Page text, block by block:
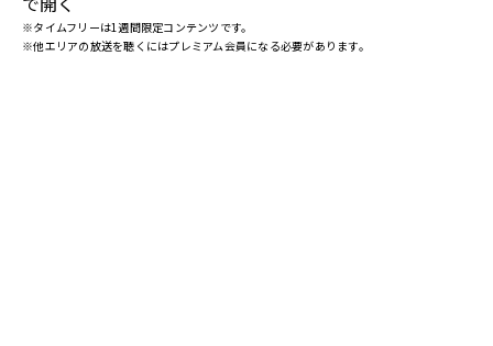
※タイムフリーは1週間限定コンテンツです。
※他エリアの放送を聴くにはプレミアム会員になる必要があります。